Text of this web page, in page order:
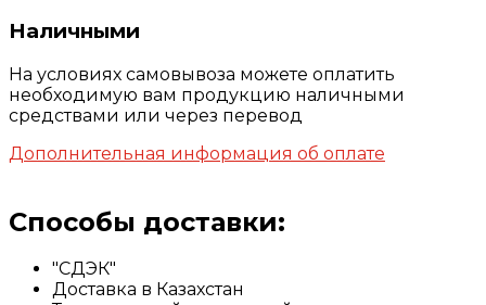
Наличными
На условиях самовывоза можете оплатить
необходимую вам продукцию наличными
средствами или через перевод
Дополнительная информация об оплате
Способы доставки:
"СДЭК"
Доставка в Казахстан